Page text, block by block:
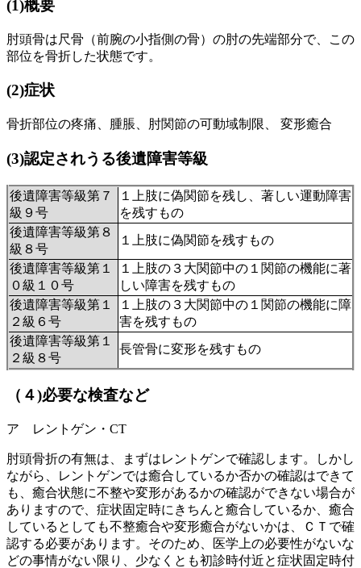
(1)概要
肘頭骨は尺骨（前腕の小指側の骨）の肘の先端部分で、この
部位を骨折した状態です。
(2)症状
骨折部位の疼痛、腫脹、肘関節の可動域制限、 変形癒合
(3)認定されうる後遺障害等級
後遺障害等級第７
級９号
１上肢に偽関節を残し、著しい運動障害
を残すもの
後遺障害等級第８
級８号
１上肢に偽関節を残すもの
後遺障害等級第１
０級１０号
１上肢の３大関節中の１関節の機能に著
しい障害を残すもの
後遺障害等級第１
２級６号
１上肢の３大関節中の１関節の機能に障
害を残すもの
後遺障害等級第１
２級８号
長管骨に変形を残すもの
（４)必要な検査など
ア レントゲン・CT
肘頭骨折の有無は、まずはレントゲンで確認します。しかし
ながら、レントゲンでは癒合しているか否かの確認はできて
も、癒合状態に不整や変形があるかの確認ができない場合が
ありますので、症状固定時にきちんと癒合しているか、癒合
しているとしても不整癒合や変形癒合がないかは、ＣＴで確
認する必要があります。そのため、医学上の必要性がないな
どの事情がない限り、少なくとも初診時付近と症状固定時付